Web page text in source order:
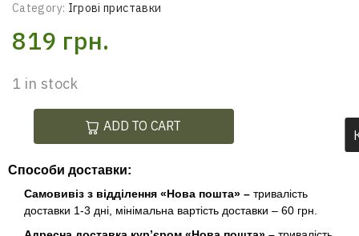
Category: Ігрові приставки
819 грн.
1 in stock
ADD TO CART
Способи доставки:
Самовивіз з відділення «Нова пошта» – тривалість
доставки 1-3 дні, мінімальна вартість доставки – 60 грн.